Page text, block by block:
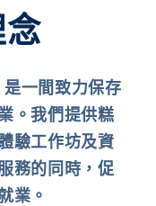
一間致力保存
。我們提供糕
驗工作坊及資
務的同時，促
業。